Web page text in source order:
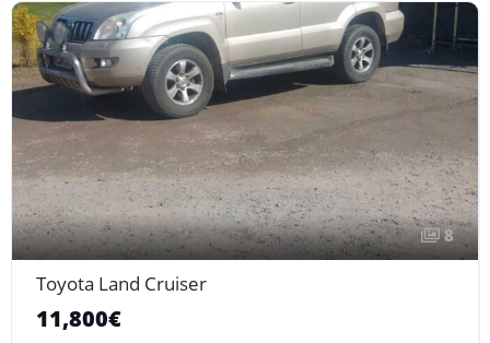
8
Toyota Land Cruiser
11,800€